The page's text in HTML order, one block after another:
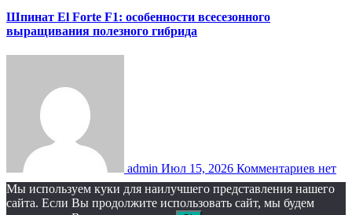
Шпинат El Forte F1: особенности всесезонного
выращивания полезного гибрида
admin Июл 15, 2026 Комментариев нет
Мы используем куки для наилучшего представления нашего
сайта. Если Вы продолжите использовать сайт, мы будем